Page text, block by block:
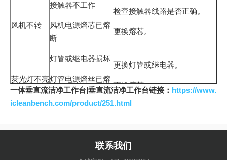
风机不转
接触器不工作
风机电源熔芯已熔
断
检查接触器线路是否正确。
更换熔芯。
荧光灯不亮
灯管或继电器损坏
灯管电源熔丝已熔
断
更换灯管或继电器。
更换熔芯。
一体垂直流洁净工作台|垂直流洁净工作台链接： https://www.
icleanbench.com/product/251.html
联系我们